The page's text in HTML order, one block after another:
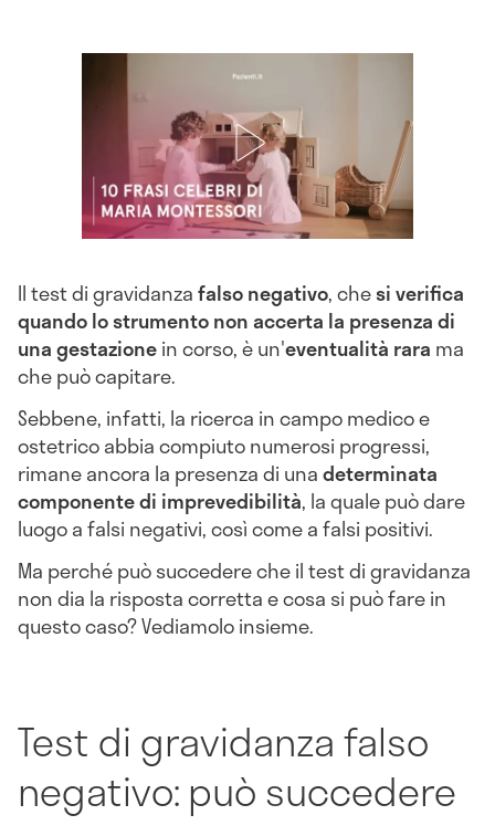
Il test di gravidanzafalso negativo, chesi verifica
quando lo strumento non accerta la presenza di
una gestazionein corso, è un'eventualità rara ma
che può capitare.
Sebbene, infatti, la ricerca in campo medico e
ostetrico abbia compiuto numerosi progressi,
rimane ancora la presenza di unadeterminata
componente di imprevedibilità, la quale può dare
luogo a falsi negativi, così come a falsi positivi.
Ma perché può succedere che il test di gravidanza
non dia la risposta corretta e cosa si può fare in
questo caso? Vediamolo insieme.
Test di gravidanza falso
negativo: può succedere